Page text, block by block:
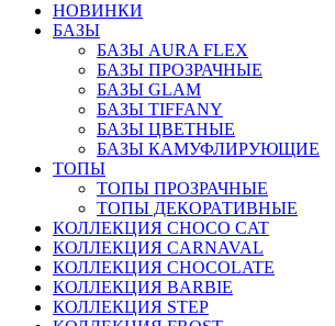
НОВИНКИ
БАЗЫ
БАЗЫ AURA FLEX
БАЗЫ ПРОЗРАЧНЫЕ
БАЗЫ GLAM
БАЗЫ TIFFANY
БАЗЫ ЦВЕТНЫЕ
БАЗЫ КАМУФЛИРУЮЩИЕ
ТОПЫ
ТОПЫ ПРОЗРАЧНЫЕ
ТОПЫ ДЕКОРАТИВНЫЕ
КОЛЛЕКЦИЯ CHOCO CAT
КОЛЛЕКЦИЯ CARNAVAL
КОЛЛЕКЦИЯ CHOCOLATE
КОЛЛЕКЦИЯ BARBIE
КОЛЛЕКЦИЯ STEP